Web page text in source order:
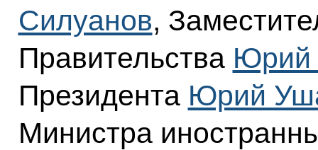
Силуанов,
Правительства Юрий
Президента Юрий
Министра